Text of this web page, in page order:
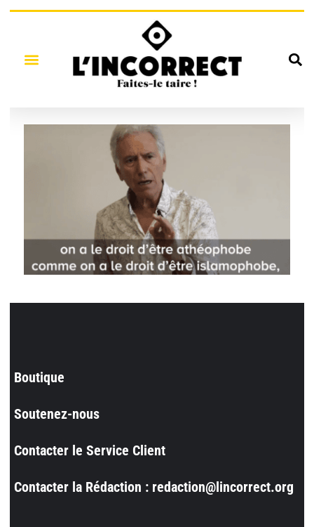
Boutique
Soutenez-nous
Contacter le Service Client
Contacter la Rédaction : redaction@lincorrect.org